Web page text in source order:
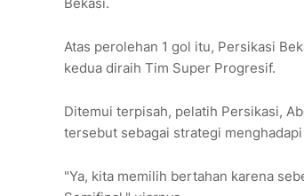
Atas perolehan 1 gol itu, Persikasi
kedua diraih Tim Super Progresif.
Ditemui terpisah, pelatih Persikasi,
tersebut sebagai strategi
"Ya, kita memilih bertahan karena